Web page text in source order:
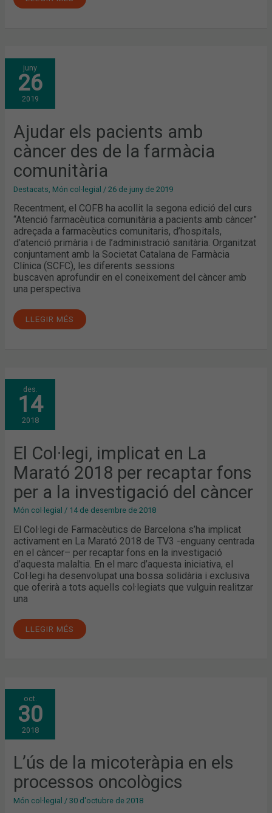
juny
26
2019
Ajudar els pacients amb
càncer des de la farmàcia
comunitària
Destacats Món col·legial /26 de juny de 2019
Recentment, el COFB ha acollit la segona edició del curs
“Atenció farmacèutica comunitària a pacients amb càncer”
adreçada a farmacèutics comunitaris, d’hospitals,
d’atenció primària i de l’administració sanitària. Organitzat
conjuntament amb la Societat Catalana de Farmàcia
Clínica (SCFC), les diferents sessions
buscaven aprofundir en el coneixement del càncer amb
una perspectiva
AJUDAR
ELS
PACIENTS
AMB
CÀNCER
DES
DE
FARMÀCIA
COMUNITÀRIA
LLEGIR MÉS
des.
14
2018
El Col·legi, implicat en La
Marató 2018 per recaptar fons
per a la investigació del càncer
Món col·legial / 14 de desembre de 2018
El Col·legi de Farmacèutics de Barcelona s’ha implicat
activament en La Marató 2018 de TV3 -enguany centrada
en el càncer– per recaptar fons en la investigació
d’aquesta malaltia. En el marc d’aquesta iniciativa, el
Col·legi ha desenvolupat una bossa solidària i exclusiva
que oferirà a tots aquells col·legiats que vulguin realitzar
una
EL
COL·LEGI,
IMPLICAT
EN
LA
MARATÓ
2018
RECAPTAR
FONS
PER
A
LA
INVESTIGACIÓ
DEL
CÀNCER
LLEGIR MÉS
oct.
30
2018
L’ús de la micoteràpia en els
processos oncològics
Món col·legial /30 d'octubre de 2018
L’ÚS
DE
LA
MICOTERÀPIA
EN
ELS
PROCESSOS